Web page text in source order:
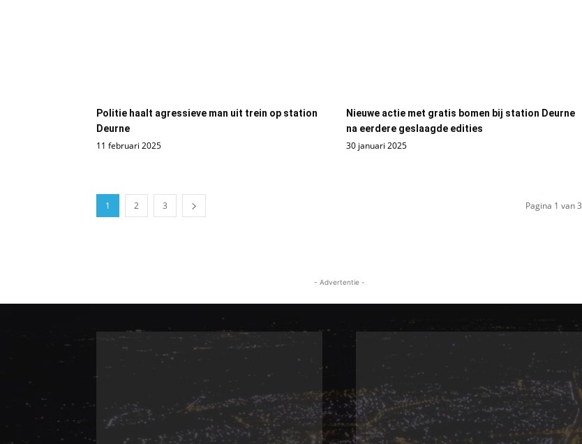
Politie haalt agressieve man uit trein op station
Deurne
11 februari 2025
Nieuwe actie met gratis bomen bij station Deurne
na eerdere geslaagde edities
30 januari 2025
1 2 3 Pagina 1 van 3
- Advertentie -